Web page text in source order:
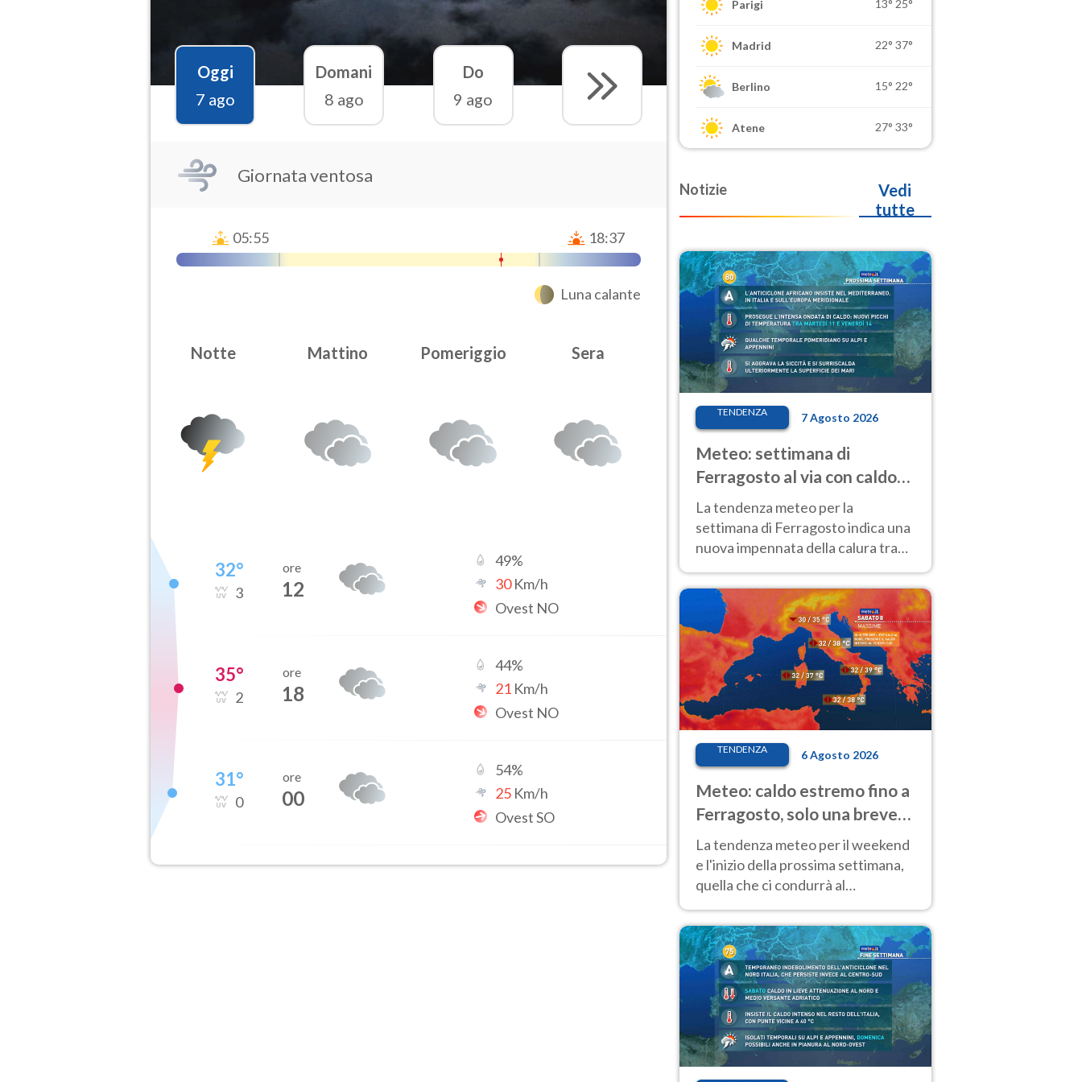
Oggi
7 ago
Domani
8 ago
Do
9 ago
Giornata ventosa
05:55 18:37
Luna calante
Notte Mattino Pomeriggio Sera
32°
3
ore
12
49%
30Km/h
Ovest NO
35°
2
ore
18
44%
21 Km/h
Ovest NO
31°
0
ore
00
54%
25 Km/h
Ovest SO
Parigi 13° 25°
Madrid 22° 37°
Berlino 15° 22°
Atene 27° 33°
Notizie
Vedi
tutte
TENDENZA 7 Agosto 2026
Meteo: settimana di
Ferragosto al via con caldo
intenso e qualche temporale
La tendenza meteo per la
settimana di Ferragosto indica una
nuova impennata della calura tra
anche al Nord.
TENDENZA 6 Agosto 2026
Meteo: caldo estremo fino a
Ferragosto, solo una breve
pausa. Ecco dove
La tendenza meteo per il weekend
e l'inizio della prossima settimana,
quella che ci condurrà al
temperature molto elevate